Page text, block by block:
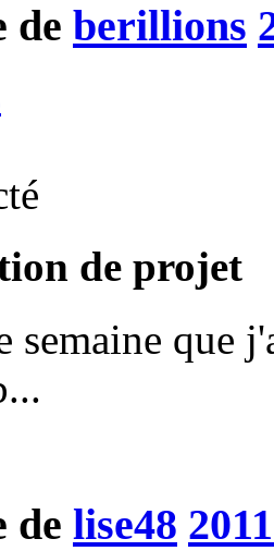
de berillions
de projet
semaine que
de lise48